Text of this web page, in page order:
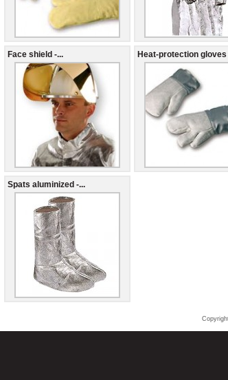
Face shield -... Heat-protection gloves
Spats aluminized -...